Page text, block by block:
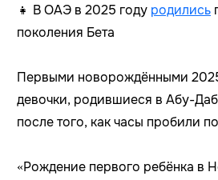
👧 В ОАЭ в 2025 году родились
поколения Бета
Первыми новорождёнными
девочки, родившиеся в Абу-
после того, как часы пробили
«Рождение первого ребёнка в